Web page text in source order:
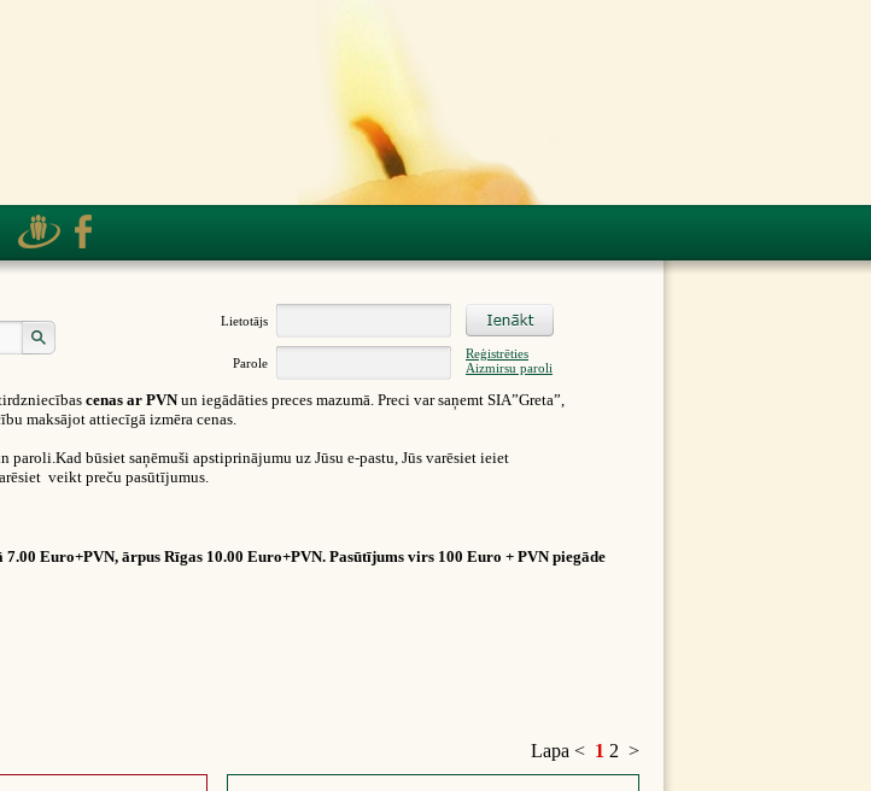
Lietotājs
Parole
Reģistrēties
Aizmirsu paroli
cenas ar PVNun iegādāties preces mazumā. Preci var saņemt SIA”Greta”,
maksājot attiecīgā izmēra cenas.
būsiet saņēmuši apstiprinājumu uz Jūsu e-pastu, Jūs varēsiet ieiet
veikt preču pasūtījumus.
Euro+PVN, ārpus Rīgas 10.00 Euro+PVN. Pasūtījums virs 100 Euro + PVN piegāde
Lapa < 1 2 >